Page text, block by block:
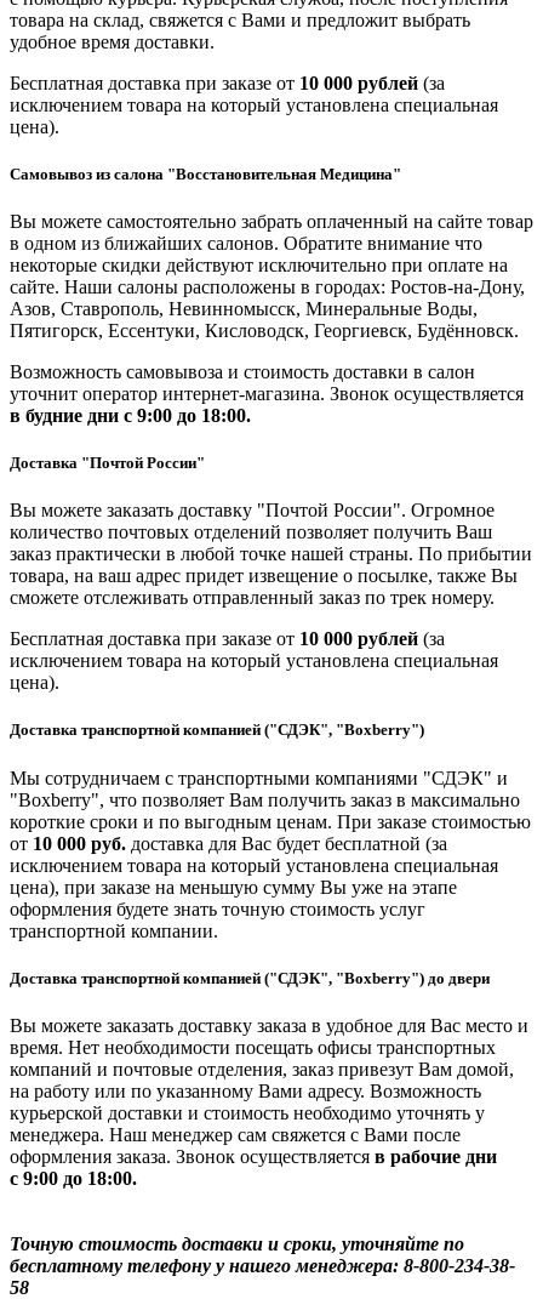
товара на склад, свяжется с Вами и предложит выбрать
удобное время доставки.
Бесплатная доставка при заказе от 10 000 рублей (за
исключением товара на который установлена специальная
цена).
Самовывоз из салона "Восстановительная Медицина"
Вы можете самостоятельно забрать оплаченный на сайте товар
в одном из ближайших салонов. Обратите внимание что
некоторые скидки действуют исключительно при оплате на
сайте. Наши салоны расположены в городах: Ростов-на-Дону,
Азов, Ставрополь, Невинномысск, Минеральные Воды,
Пятигорск, Ессентуки, Кисловодск, Георгиевск, Будённовск.
Возможность самовывоза и стоимость доставки в салон
уточнит оператор интернет-магазина. Звонок осуществляется
в будние дни с 9:00 до 18:00.
Доставка "Почтой России"
Вы можете заказать доставку "Почтой России". Огромное
количество почтовых отделений позволяет получить Ваш
заказ практически в любой точке нашей страны. По прибытии
товара, на ваш адрес придет извещение о посылке, также Вы
сможете отслеживать отправленный заказ по трек номеру.
Бесплатная доставка при заказе от 10 000 рублей (за
исключением товара на который установлена специальная
цена).
Доставка транспортной компанией ("СДЭК", "Boxberry")
Мы сотрудничаем с транспортными компаниями "СДЭК" и
"Boxberry", что позволяет Вам получить заказ в максимально
короткие сроки и по выгодным ценам. При заказе стоимостью
от 10 000 руб. доставка для Вас будет бесплатной (за
исключением товара на который установлена специальная
цена), при заказе на меньшую сумму Вы уже на этапе
оформления будете знать точную стоимость услуг
транспортной компании.
Доставка транспортной компанией ("СДЭК", "Boxberry") до двери
Вы можете заказать доставку заказа в удобное для Вас место и
время. Нет необходимости посещать офисы транспортных
компаний и почтовые отделения, заказ привезут Вам домой,
на работу или по указанному Вами адресу. Возможность
курьерской доставки и стоимость необходимо уточнять у
менеджера. Наш менеджер сам свяжется с Вами после
оформления заказа. Звонок осуществляется в рабочие дни
с 9:00 до 18:00.
Точную стоимость доставки и сроки, уточняйте по
бесплатному телефону у нашего менеджера: 8-800-234-38-
58